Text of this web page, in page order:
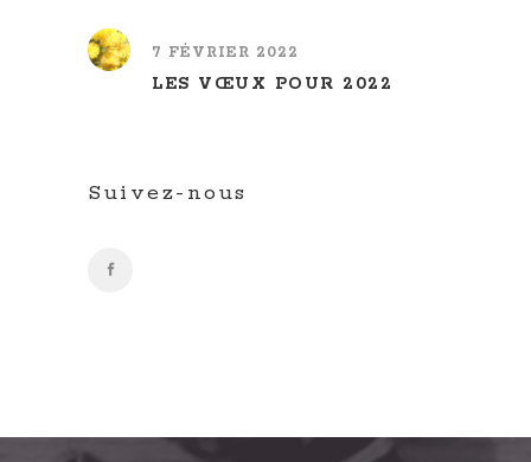
7 FÉVRIER 2022
LES VŒUX POUR 2022
Suivez-nous